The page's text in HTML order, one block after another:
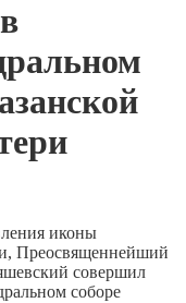
иконы
Преосвященнейший
совершил
соборе